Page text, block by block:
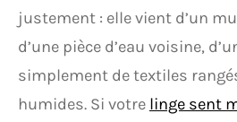
justement : elle vient d’un
d’une pièce d’eau voisine,
simplement de textiles
humides. Si votre linge sent